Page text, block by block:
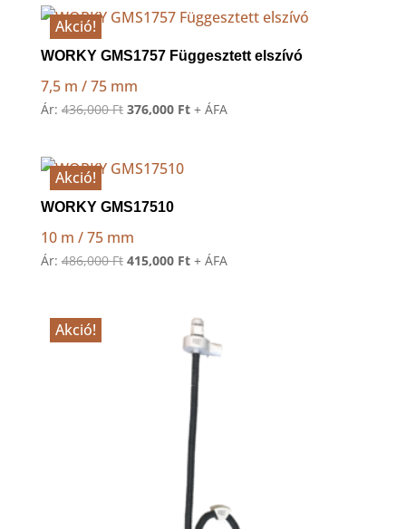
411,000 Ft.369,000 Ft.
Akció!
WORKY GMS1757 Függesztett elszívó
7,5 m / 75 mm
Ár: 436,000Ft Original
436,000 Ft.
376,000 FtCurrent
+ ÁFA
Akció!
WORKY GMS17510
10 m / 75 mm
Ár: 486,000Ft Original
415,000 FtCurrent
415,000 Ft.
+ ÁFA
Akció!